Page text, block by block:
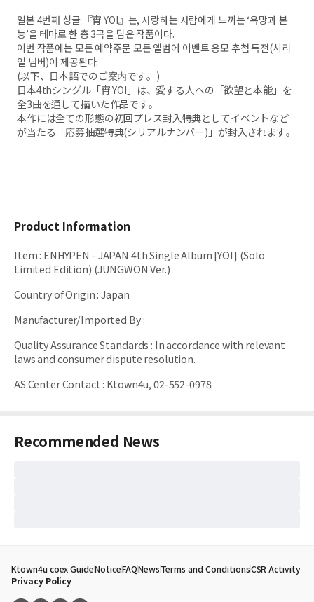
일본 4번째 싱글 『宵 YOI』는, 사랑하는 사람에게 느끼는 ‘욕망과 본
능’을 테마로 한 총 3곡을 담은 작품이다.
이번 작품에는 모든 예약주문 모든 앨범에 이벤트 응모 추첨 특전(시리
얼 넘버)이 제공된다.
(以下、日本語でのご案内です。)
日本4thシングル「宵 YOI」は、愛する人への「欲望と本能」を
全3曲を通して描いた作品です。
本作には全ての形態の初回プレス封入特典としてイベントなど
が当たる「応募抽選特典(シリアルナンバー)」が封入されます。
Product Information
Item: ENHYPEN - JAPAN 4th Single Album [YOI] (Solo
Limited Edition) (JUNGWON Ver.)
Country of Origin:Japan
Manufacturer/Imported By:
Quality Assurance Standards : In accordance with relevant
laws and consumer dispute resolution.
AS Center Contact: Ktown4u, 02-552-0978
Recommended News
Ktown4u coex GuideNoticeFAQNewsTerms and ConditionsCSR Activity
Privacy Policy